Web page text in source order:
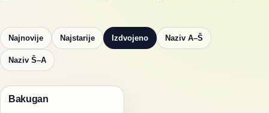
Najnovije Najstarije Izdvojeno Naziv A–Š
Naziv Š–A
Bakugan igrice
Bakugan